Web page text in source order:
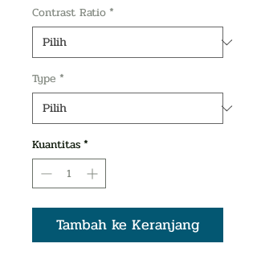
Contrast Ratio*
Type *
Kuantitas*
Tambah ke Keranjang